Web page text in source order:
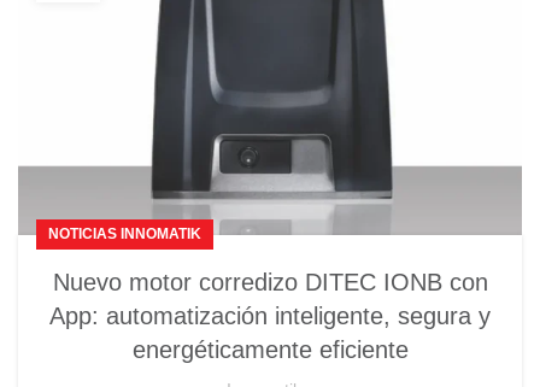
NOTICIAS INNOMATIK
Nuevo motor corredizo DITEC IONB con
App: automatización inteligente, segura y
energéticamente eficiente